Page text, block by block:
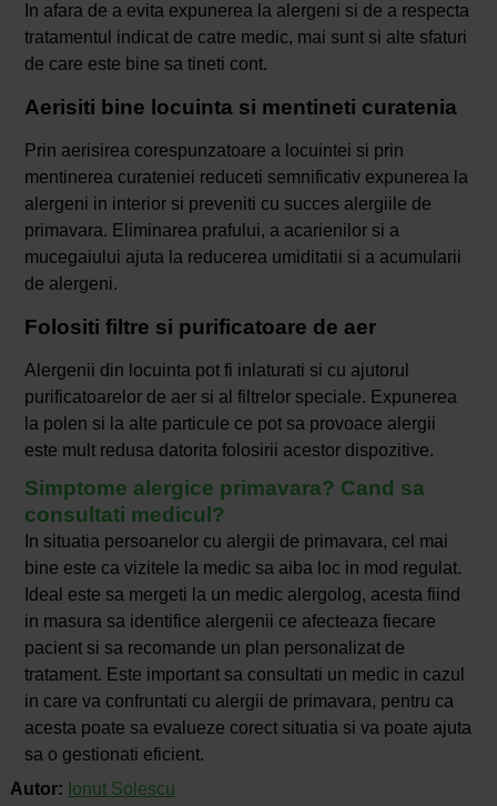
In afara de a evita expunerea la alergeni si de a respecta
tratamentul indicat de catre medic, mai sunt si alte sfaturi
de care este bine sa tineti cont.
Aerisiti bine locuinta si mentineti curatenia
Prin aerisirea corespunzatoare a locuintei si prin
mentinerea curateniei reduceti semnificativ expunerea la
alergeni in interior si preveniti cu succes alergiile de
primavara. Eliminarea prafului, a acarienilor si a
mucegaiului ajuta la reducerea umiditatii si a acumularii
de alergeni.
Folositi filtre si purificatoare de aer
Alergenii din locuinta pot fi inlaturati si cu ajutorul
purificatoarelor de aer si al filtrelor speciale. Expunerea
la polen si la alte particule ce pot sa provoace alergii
este mult redusa datorita folosirii acestor dispozitive.
Simptome alergice primavara? Cand sa
consultati medicul?
In situatia persoanelor cu alergii de primavara, cel mai
bine este ca vizitele la medic sa aiba loc in mod regulat.
Ideal este sa mergeti la un medic alergolog, acesta fiind
in masura sa identifice alergenii ce afecteaza fiecare
pacient si sa recomande un plan personalizat de
tratament. Este important sa consultati un medic in cazul
in care va confruntati cu alergii de primavara, pentru ca
acesta poate sa evalueze corect situatia si va poate ajuta
sa o gestionati eficient.
Autor: Ionut Solescu